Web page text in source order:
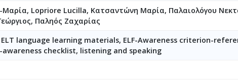
Μαρία, Lopriore Lucilla, Κατσαντώνη Μαρία, Παλαιολόγου
Παληός Ζαχαρίας
ELT language learning materials, ELF-Awareness criterion-
awareness checklist, listening and speaking